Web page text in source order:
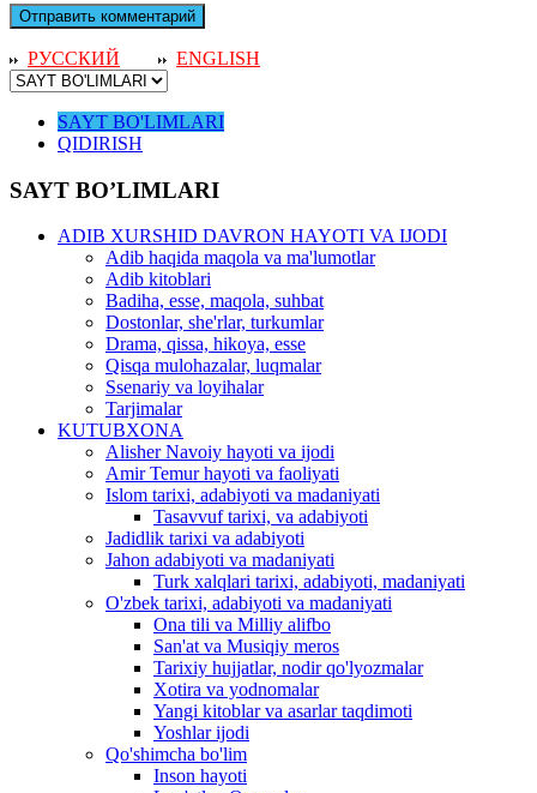
РУССКИЙ ENGLISH
SAYT BO'LIMLARI
QIDIRISH
SAYT BO’LIMLARI
ADIB XURSHID DAVRON HAYOTI VA IJODI
Adib haqida maqola va ma'lumotlar
Adib kitoblari
Badiha, esse, maqola, suhbat
Dostonlar, she'rlar, turkumlar
Drama, qissa, hikoya, esse
Qisqa mulohazalar, luqmalar
Ssenariy va loyihalar
Tarjimalar
KUTUBXONA
Alisher Navoiy hayoti va ijodi
Amir Temur hayoti va faoliyati
Islom tarixi, adabiyoti va madaniyati
Tasavvuf tarixi, va adabiyoti
Jadidlik tarixi va adabiyoti
Jahon adabiyoti va madaniyati
Turk xalqlari tarixi, adabiyoti, madaniyati
O'zbek tarixi, adabiyoti va madaniyati
Ona tili va Milliy alifbo
San'at va Musiqiy meros
Tarixiy hujjatlar, nodir qo'lyozmalar
Xotira va yodnomalar
Yangi kitoblar va asarlar taqdimoti
Yoshlar ijodi
Qo'shimcha bo'lim
Inson hayoti